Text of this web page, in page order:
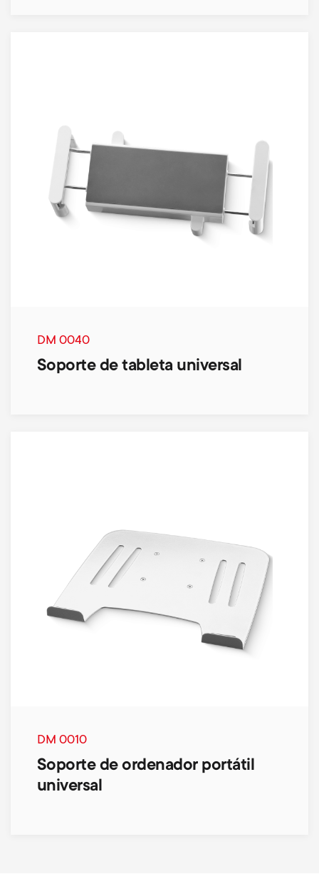
DM 0040
Soporte de tableta universal
DM 0010
Soporte de ordenador portátil
universal